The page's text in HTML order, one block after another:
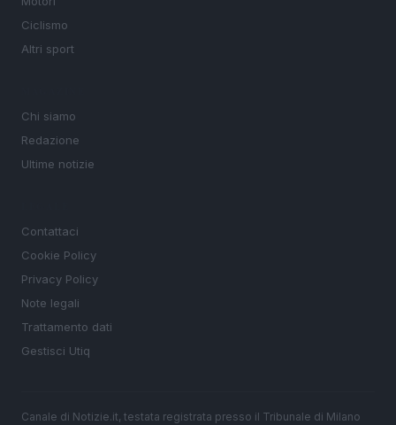
Ciclismo
Altri sport
Chi siamo
Redazione
Ultime notizie
Contattaci
Cookie Policy
Privacy Policy
Note legali
Trattamento dati
Gestisci Utiq
Canale di Notizie.it, testata registrata presso il Tribunale di Milano